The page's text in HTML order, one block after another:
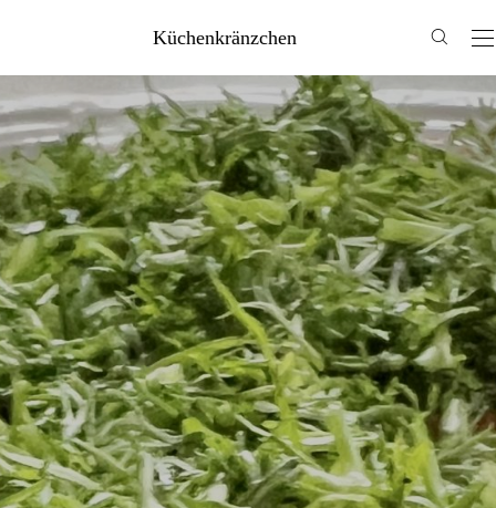
Küchenkränzchen